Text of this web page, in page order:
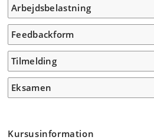
Arbejdsbelastning
Feedbackform
Tilmelding
Eksamen
Kursusinformation